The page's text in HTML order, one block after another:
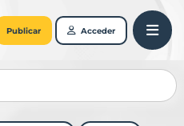
Publicar Acceder